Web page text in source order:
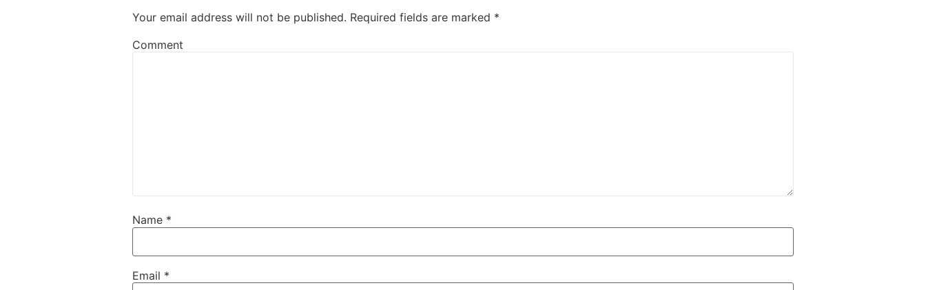
Your email address will not be published. Required fields are marked *
Comment
Name *
Email *